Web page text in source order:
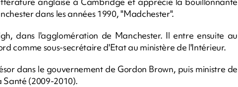
dans les années 1990, "Madchester".
dans l'agglomération de Manchester. Il entre ensuite au
comme sous-secrétaire d'Etat au ministère de l'Intérieur.
dans le gouvernement de Gordon Brown, puis ministre de
Santé (2009-2010).